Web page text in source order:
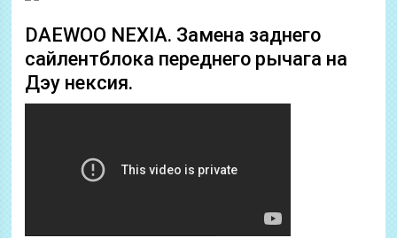
DAEWOO NEXIA. Замена заднего
сайлентблока переднего рычага на
Дэу нексия.